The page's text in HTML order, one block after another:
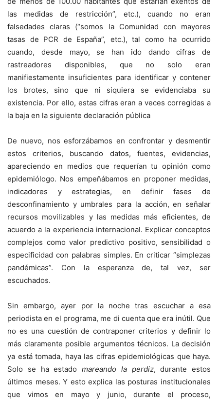
las medidas de restricción”, etc.), cuando no eran
falsedades claras (“somos la Comunidad con mayores
tasas de PCR de España”, etc.), tal como ha ocurrido
cuando, desde mayo, se han ido dando cifras de
rastreadores disponibles, que no solo eran
manifiestamente insuficientes para identificar y contener
los brotes, sino que ni siquiera se evidenciaba su
existencia. Por ello, estas cifras eran a veces corregidas a
la baja en la siguiente declaración pública
De nuevo, nos esforzábamos en confrontar y desmentir
estos criterios, buscando datos, fuentes, evidencias,
apareciendo en medios que requerían tu opinión como
epidemiólogo. Nos empeñábamos en proponer medidas,
indicadores y estrategias, en definir fases de
desconfinamiento y umbrales para la acción, en señalar
recursos movilizables y las medidas más eficientes, de
acuerdo a la experiencia internacional. Explicar conceptos
complejos como valor predictivo positivo, sensibilidad o
especificidad con palabras simples. En criticar “simplezas
pandémicas”. Con la esperanza de, tal vez, ser
escuchados.
Sin embargo, ayer por la noche tras escuchar a esa
periodista en el programa, me di cuenta que era inútil. Que
no es una cuestión de contraponer criterios y definir lo
más claramente posible argumentos técnicos. La decisión
ya está tomada, haya las cifras epidemiológicas que haya.
Solo se ha estado mareando la perdiz, durante estos
últimos meses. Y esto explica las posturas institucionales
que vimos en mayo y junio, durante el proceso,